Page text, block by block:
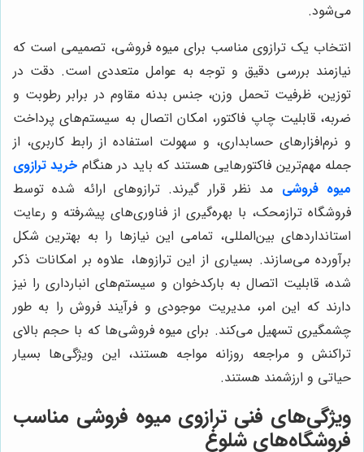
می‌شود.
انتخاب یک ترازوی مناسب برای میوه فروشی، تصمیمی است که
نیازمند بررسی دقیق و توجه به عوامل متعددی است. دقت در
توزین، ظرفیت تحمل وزن، جنس بدنه مقاوم در برابر رطوبت و
ضربه، قابلیت چاپ فاکتور، امکان اتصال به سیستم‌های پرداخت
و نرم‌افزارهای حسابداری، و سهولت استفاده از رابط کاربری، از
جمله مهم‌ترین فاکتورهایی هستند که باید در هنگام خرید ترازوی
میوه فروشی مد نظر قرار گیرند. ترازوهای ارائه شده توسط
فروشگاه ترازمحک، با بهره‌گیری از فناوری‌های پیشرفته و رعایت
استانداردهای بین‌المللی، تمامی این نیازها را به بهترین شکل
برآورده می‌سازند. بسیاری از این ترازوها، علاوه بر امکانات ذکر
شده، قابلیت اتصال به بارکدخوان و سیستم‌های انبارداری را نیز
دارند که این امر، مدیریت موجودی و فرآیند فروش را به طور
چشمگیری تسهیل می‌کند. برای میوه فروشی‌ها که با حجم بالای
تراکنش و مراجعه روزانه مواجه هستند، این ویژگی‌ها بسیار
حیاتی و ارزشمند هستند.
ویژگی‌های فنی ترازوی میوه فروشی مناسب
فروشگاه‌های شلوغ